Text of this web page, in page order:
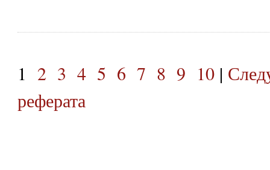
1 2 3 4 5 6 7 8 9 10|
реферата